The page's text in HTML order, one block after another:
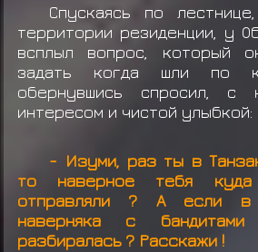
Спускаясь по
территории резиденции, у
всплыл вопрос, который
задать когда шли по
обернувшись спросил, с
интересом и чистой улыбкой:
- Изуми, раз ты в
то наверное тебя
отправляли ? А если в
наверняка с
разбиралась ? Расскажи !